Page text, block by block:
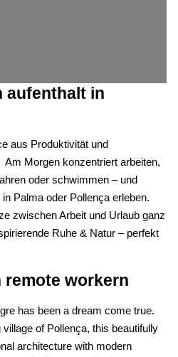
aufenthalt in
aus Produktivität und
Morgen konzentriert arbeiten,
oder schwimmen – und
Palma oder Pollença erleben.
zwischen Arbeit und Urlaub ganz
Ruhe & Natur – perfekt
remote workern
has been a dream come true.
of Pollença, this beautifully
architecture with modern